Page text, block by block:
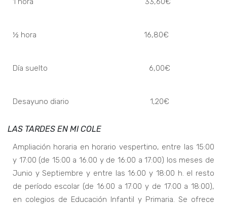
½ hora 16,80€
Día suelto 6,00€
Desayuno diario 1,20€
LAS TARDES EN MI COLE
Ampliación horaria en horario vespertino, entre las 15:00
y 17:00 (de 15:00 a 16.00 y de 16:00 a 17:00) los meses de
Junio y Septiembre y entre las 16:00 y 18:00 h. el resto
de período escolar (de 16:00 a 17:00 y de 17:00 a 18:00),
en colegios de Educación Infantil y Primaria. Se ofrece